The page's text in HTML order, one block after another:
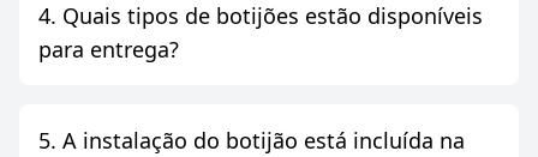
4. Quais tipos de botijões estão disponíveis
para entrega?
5. A instalação do botijão está incluída na